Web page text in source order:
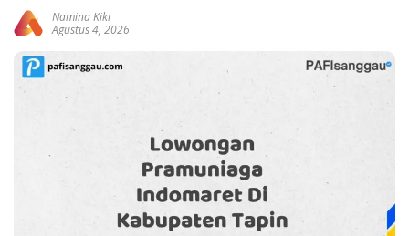
Namina Kiki
Agustus 4, 2026